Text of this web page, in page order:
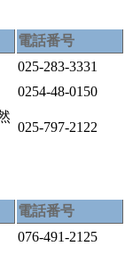
電話番号
025-283-3331
0254-48-0150
025-797-2122
電話番号
076-491-2125